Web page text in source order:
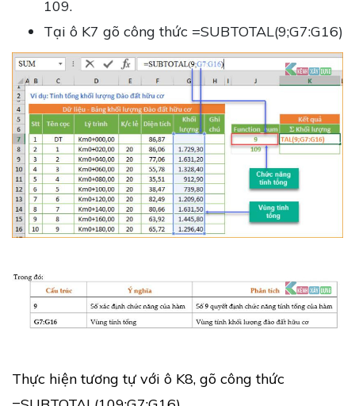
109.
Tại ô K7 gõ công thức =SUBTOTAL(9;G7:G16)
Thực hiện tương tự với ô K8, gõ công thức